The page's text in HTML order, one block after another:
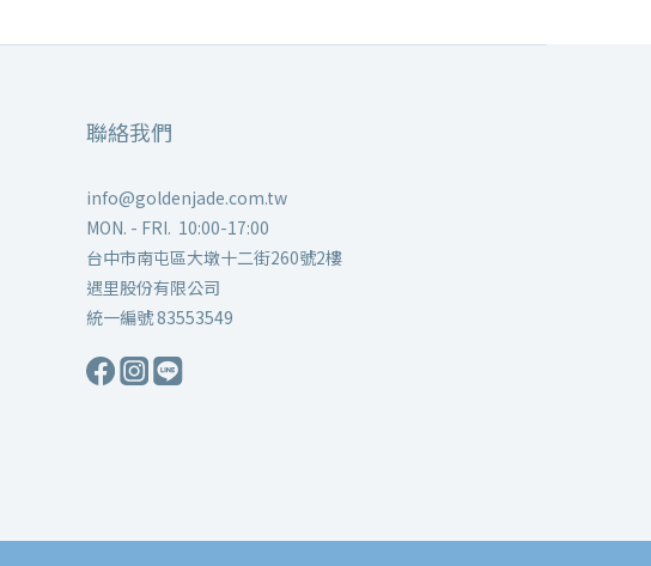
聯絡我們
info@goldenjade.com.tw
MON. - FRI. 10:00-17:00
台中市南屯區大墩十二街260號2樓
遇里股份有限公司
統一編號 83553549